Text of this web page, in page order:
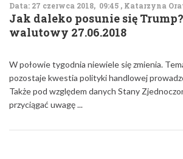
Data: 27 czerwca 2018, 09:45 , Katarzyna
Jak daleko posunie się
walutowy 27.06.2018
W połowie tygodnia niewiele się zmienia.
pozostaje kwestia polityki handlowej
Także pod względem danych Stany
przyciągać uwagę ...